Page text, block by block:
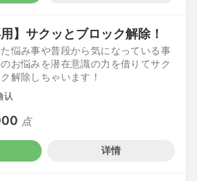
用】サクッとブロック解除！
悩み事や普段から気になっている事
お悩みを潜在意識の力を借りてサク
解除しちゃいます！
认
点
详情